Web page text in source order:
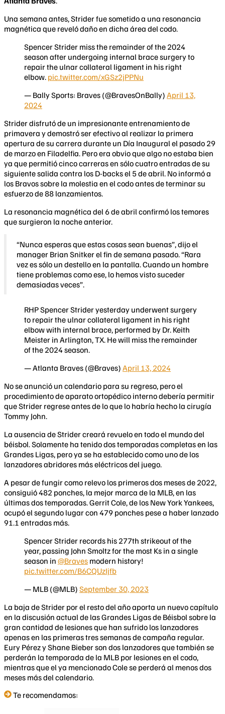
Una semana antes, Strider fue sometido a una resonancia
magnética que reveló daño en dicha área del codo.
Spencer Strider miss the remainder of the 2024
season after undergoing internal brace surgery to
repair the ulnar collateral ligament in his right
elbow. pic.twitter.com/xGSz2jPPNu
— Bally Sports: Braves (@BravesOnBally) April 13,
2024
Strider disfrutó de un impresionante entrenamiento de
primavera y demostró ser efectivo al realizar la primera
apertura de su carrera durante un Día Inaugural el pasado 29
de marzo en Filadelfia. Pero era obvio que algo no estaba bien
ya que permitió cinco carreras en sólo cuatro entradas de su
siguiente salida contra los D-backs el 5 de abril. No informó a
los Bravos sobre la molestia en el codo antes de terminar su
esfuerzo de 88 lanzamientos.
La resonancia magnética del 6 de abril confirmó los temores
que surgieron la noche anterior.
“Nunca esperas que estas cosas sean buenas”, dijo el
manager Brian Snitker el fin de semana pasado. “Rara
vez es sólo un destello en la pantalla. Cuando un hombre
tiene problemas como ese, lo hemos visto suceder
demasiadas veces”.
RHP Spencer Strider yesterday underwent surgery
to repair the ulnar collateral ligament in his right
elbow with internal brace, performed by Dr. Keith
Meister in Arlington, TX. He will miss the remainder
of the 2024 season.
— Atlanta Braves (@Braves) April 13, 2024
No se anunció un calendario para su regreso, pero el
procedimiento de aparato ortopédico interno debería permitir
que Strider regrese antes de lo que lo habría hecho la cirugía
Tommy John.
La ausencia de Strider creará revuelo en todo el mundo del
béisbol. Solamente ha tenido dos temporadas completas en las
Grandes Ligas, pero ya se ha establecido como uno de los
lanzadores abridores más eléctricos del juego.
A pesar de fungir como relevo los primeros dos meses de 2022,
consiguió 482 ponches, la mejor marca de la MLB, en las
últimas dos temporadas. Gerrit Cole, de los New York Yankees,
ocupó el segundo lugar con 479 ponches pese a haber lanzado
91.1 entradas más.
Spencer Strider records his 277th strikeout of the
year, passing John Smoltz for the most Ks in a single
season in @Braves modern history!
pic.twitter.com/B6CQUzIjfb
— MLB (@MLB) September 30, 2023
La baja de Strider por el resto del año aporta un nuevo capítulo
en la discusión actual de las Grandes Ligas de Béisbol sobre la
gran cantidad de lesiones que han sufrido los lanzadores
apenas en las primeras tres semanas de campaña regular.
Eury Pérez y Shane Bieber son dos lanzadores que también se
perderán la temporada de la MLB por lesiones en el codo,
mientras que el ya mencionado Cole se perderá al menos dos
meses más del calendario.
Te recomendamos: